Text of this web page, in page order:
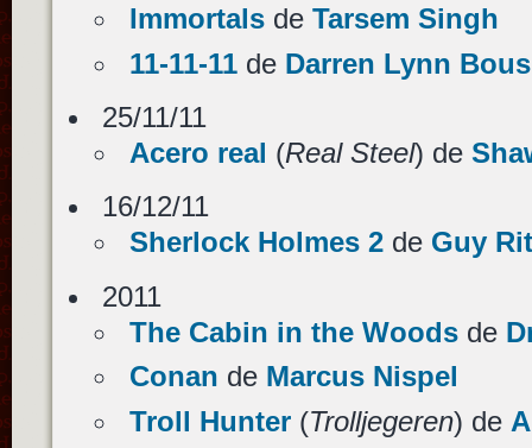
Immortalsde Tarsem Singh
11-11-11de Darren Lynn
25/11/11
Acero real (Real Steel) de
16/12/11
Sherlock Holmes 2de Guy
2011
The Cabin in the Woodsde
Conan de Marcus Nispel
Troll Hunter(Trolljegeren) de